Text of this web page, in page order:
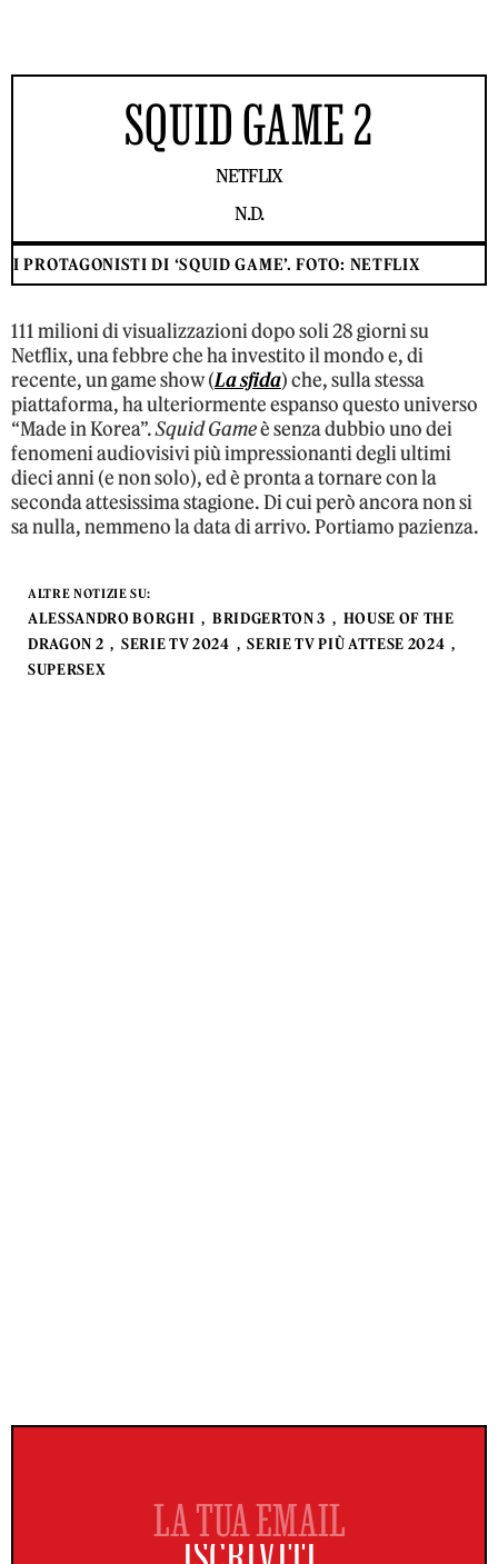
SQUID GAME 2
NETFLIX
N.D.
I PROTAGONISTI DI ‘SQUID GAME’. FOTO: NETFLIX
111 milioni di visualizzazioni dopo soli 28 giorni su
Netflix, una febbre che ha investito il mondo e, di
recente, un game show (La sfida) che, sulla stessa
piattaforma, ha ulteriormente espanso questo universo
“Made in Korea”.Squid Gameè senza dubbio uno dei
fenomeni audiovisivi più impressionanti degli ultimi
dieci anni (e non solo), ed è pronta a tornare con la
seconda attesissima stagione. Di cui però ancora non si
sa nulla, nemmeno la data di arrivo. Portiamo pazienza.
ALTRE NOTIZIE SU:
ALESSANDRO BORGHI BRIDGERTON 3
HOUSE OF THE
DRAGON 2
SERIE TV 2024
SERIE TV PIÙ ATTESE 2024
SUPERSEX